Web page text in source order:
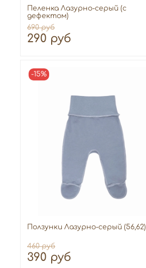
Пеленка Лазурно-серый (с
дефектом)
690 руб
290 руб
-15%
Ползунки Лазурно-серый (56,62)
460 руб
390 руб